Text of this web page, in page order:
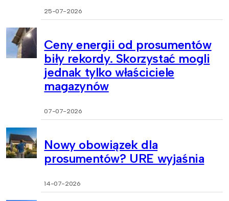
25-07-2026
Ceny energii od prosumentów
biły rekordy. Skorzystać mogli
jednak tylko właściciele
magazynów
07-07-2026
Nowy obowiązek dla
prosumentów? URE wyjaśnia
14-07-2026